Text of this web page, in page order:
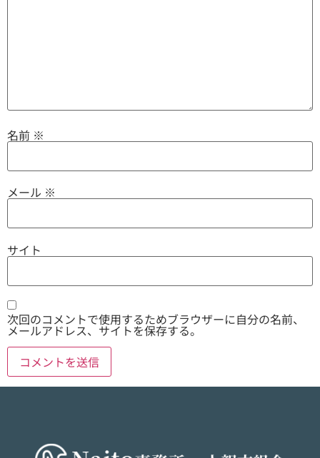
名前 ※
メール ※
サイト
次回のコメントで使用するためブラウザーに自分の名前、
メールアドレス、サイトを保存する。